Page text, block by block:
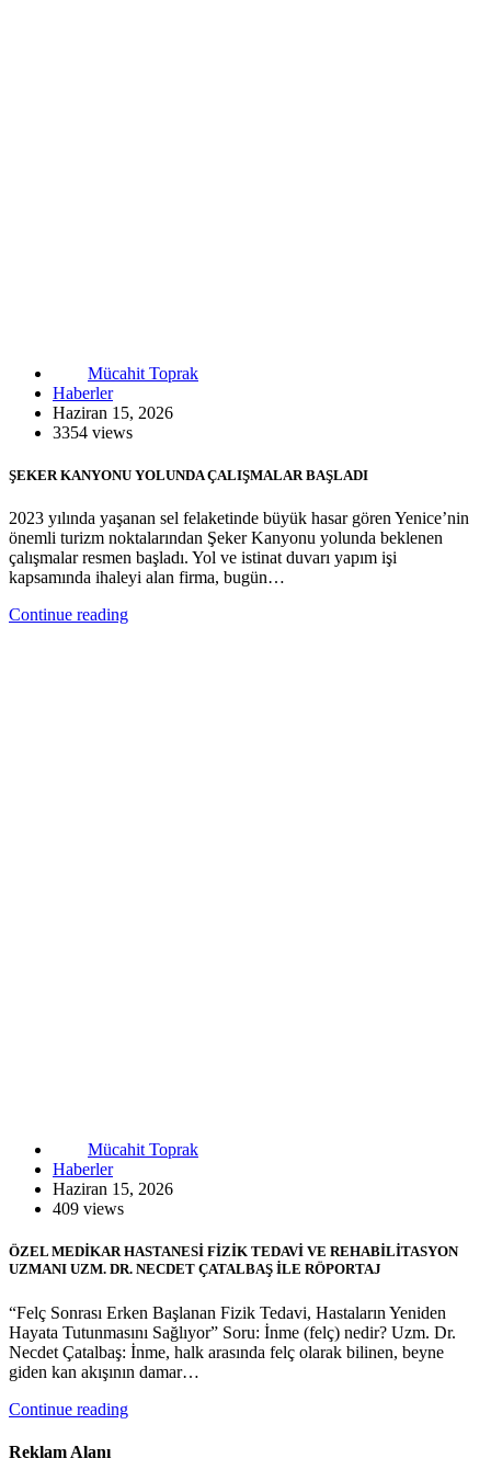
Mücahit Toprak
Haberler
Haziran 15, 2026
3354 views
ŞEKER KANYONU YOLUNDA ÇALIŞMALAR BAŞLADI
2023 yılında yaşanan sel felaketinde büyük hasar gören Yenice’nin
önemli turizm noktalarından Şeker Kanyonu yolunda beklenen
çalışmalar resmen başladı. Yol ve istinat duvarı yapım işi
kapsamında ihaleyi alan firma, bugün…
Continue reading
Mücahit Toprak
Haberler
Haziran 15, 2026
409 views
ÖZEL MEDİKAR HASTANESİ FİZİK TEDAVİ VE REHABİLİTASYON
UZMANI UZM. DR. NECDET ÇATALBAŞ İLE RÖPORTAJ
“Felç Sonrası Erken Başlanan Fizik Tedavi, Hastaların Yeniden
Hayata Tutunmasını Sağlıyor” Soru: İnme (felç) nedir? Uzm. Dr.
Necdet Çatalbaş: İnme, halk arasında felç olarak bilinen, beyne
giden kan akışının damar…
Continue reading
Reklam Alanı